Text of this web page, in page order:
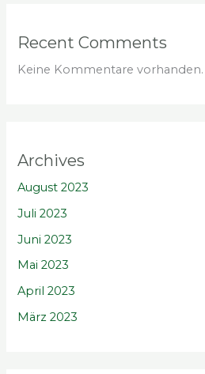
Recent Comments
Keine Kommentare vorhanden.
Archives
August 2023
Juli 2023
Juni 2023
Mai 2023
April 2023
März 2023